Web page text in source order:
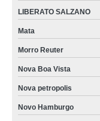
LIBERATO SALZANO
Mata
Morro Reuter
Nova Boa Vista
Nova petropolis
Novo Hamburgo